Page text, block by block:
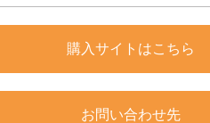
購入サイトはこちら
お問い合わせ先